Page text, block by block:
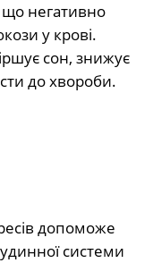
що негативно
у крові.
сон, знижує
до хвороби.
допоможе
системи